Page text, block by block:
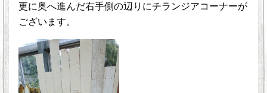
更に奥へ進んだ右手側の辺りにチランジアコーナーが
ございます。